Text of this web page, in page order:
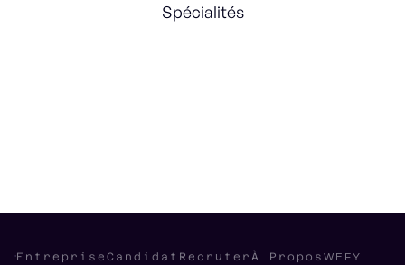
Spécialités
Entreprise Candidat Recruter À Propos WEFY